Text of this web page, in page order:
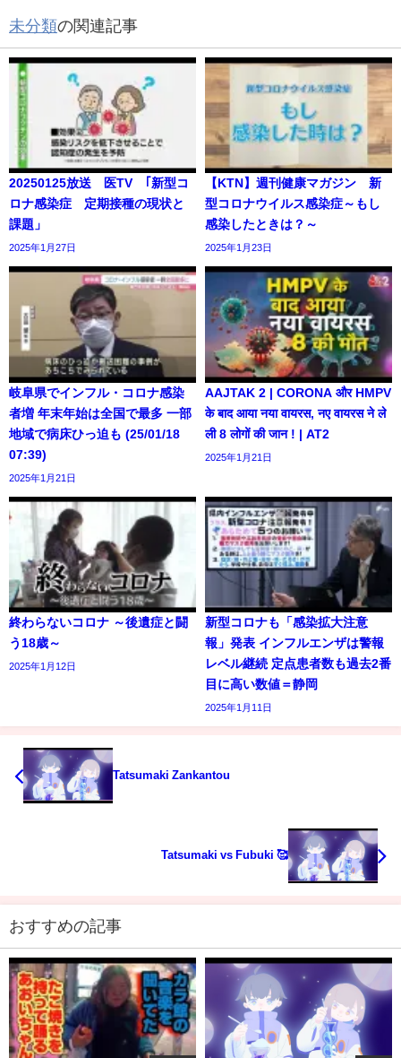
未分類の関連記事
20250125放送 医TV ｢新型コ
ロナ感染症 定期接種の現状と
課題」
2025年1月27日
【KTN】週刊健康マガジン 新
型コロナウイルス感染症～もし
感染したときは？～
2025年1月23日
岐阜県でインフル・コロナ感染
者増 年末年始は全国で最多 一部
地域で病床ひっ迫も (25/01/18
07:39)
2025年1月21日
AAJTAK 2 | CORONA और HMPV
के बाद आया नया वायरस, नए वायरस ने ले
ली 8 लोगों की जान ! | AT2
2025年1月21日
終わらないコロナ ～後遺症と闘
う18歳～
2025年1月12日
新型コロナも「感染拡大注意
報」発表 インフルエンザは警報
レベル継続 定点患者数も過去2番
目に高い数値＝静岡
2025年1月11日
Tatsumaki Zankantou
Tatsumaki vs Fubuki 🥰
おすすめの記事